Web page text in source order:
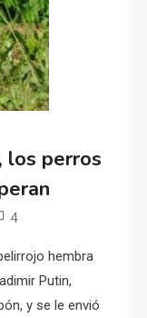
los perros
4
hembra
Putin,
y se le envió